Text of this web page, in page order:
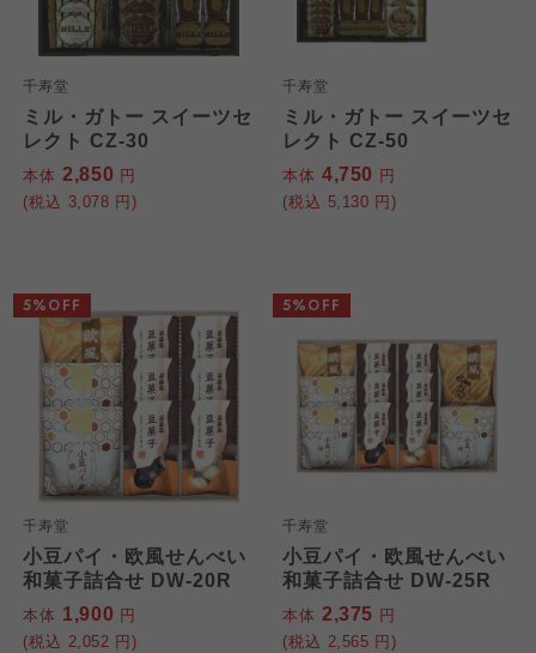
千寿堂
ミル・ガトー スイーツセ
レクト CZ-30
本体 2,850 円
(税込 3,078 円)
千寿堂
ミル・ガトー スイーツセ
レクト CZ-50
本体 4,750 円
(税込 5,130 円)
千寿堂
小豆パイ・欧風せんべい
和菓子詰合せ DW-20R
本体 1,900 円
(税込 2,052 円)
5%OFF
千寿堂
小豆パイ・欧風せんべい
和菓子詰合せ DW-25R
本体 2,375 円
(税込 2,565 円)
5%OFF